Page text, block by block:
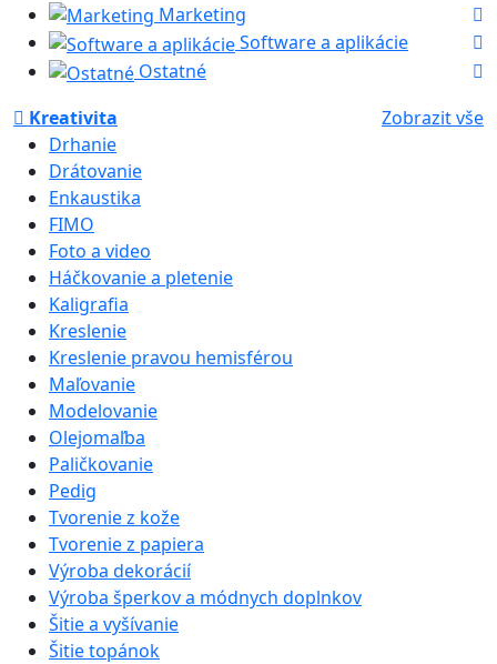
Marketing
Software a aplikácie
Ostatné
Kreativita
Zobrazit vše
Drhanie
Drátovanie
Enkaustika
FIMO
Foto a video
Háčkovanie a pletenie
Kaligrafia
Kreslenie
Kreslenie pravou hemisférou
Maľovanie
Modelovanie
Olejomaľba
Paličkovanie
Pedig
Tvorenie z kože
Tvorenie z papiera
Výroba dekorácií
Výroba šperkov a módnych doplnkov
Šitie a vyšívanie
Šitie topánok